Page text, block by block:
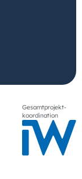
Gesamtprojekt-
koordination